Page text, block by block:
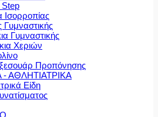
Γυμναστικής
Χεριών
Προπόνησης
ΑΘΛΗΤΙΑΤΡΙΚΑ
Είδη